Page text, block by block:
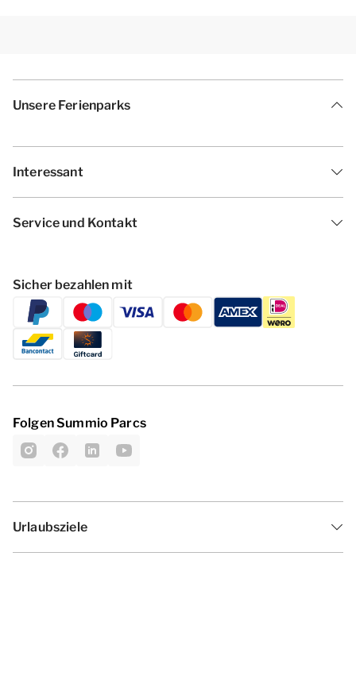
Unsere Ferienparks
Interessant
Service und Kontakt
Sicher bezahlen mit
Folgen Summio Parcs
Urlaubsziele